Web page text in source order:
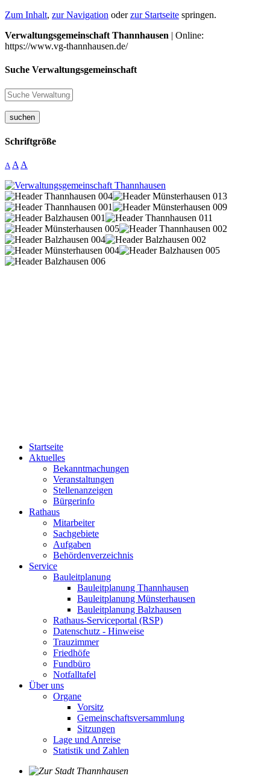
Zum Inhalt, zur Navigation oderzur Startseite springen.
Verwaltungsgemeinschaft Thannhausen | Online:
https://www.vg-thannhausen.de/
Suche Verwaltungsgemeinschaft
suchen
Schriftgröße
A A A
Startseite
Aktuelles
Bekanntmachungen
Veranstaltungen
Stellenanzeigen
Bürgerinfo
Rathaus
Mitarbeiter
Sachgebiete
Aufgaben
Behördenverzeichnis
Service
Bauleitplanung
Bauleitplanung Thannhausen
Bauleitplanung Münsterhausen
Bauleitplanung Balzhausen
Rathaus-Serviceportal (RSP)
Datenschutz - Hinweise
Trauzimmer
Friedhöfe
Fundbüro
Notfalltafel
Über uns
Organe
Vorsitz
Gemeinschaftsversammlung
Sitzungen
Lage und Anreise
Statistik und Zahlen